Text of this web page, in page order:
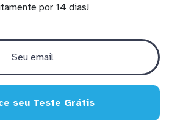
por 14 dias!
seu Teste Grátis